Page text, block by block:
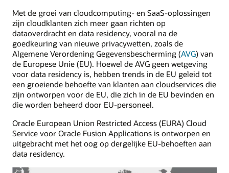
Met de groei van cloudcomputing- en SaaS-oplossingen
zijn cloudklanten zich meer gaan richten op
dataoverdracht en data residency, vooral na de
goedkeuring van nieuwe privacywetten, zoals de
Algemene Verordening Gegevensbescherming (AVG) van
de Europese Unie (EU). Hoewel de AVG geen wetgeving
voor data residency is, hebben trends in de EU geleid tot
een groeiende behoefte van klanten aan cloudservices die
zijn ontworpen voor de EU, die zich in de EU bevinden en
die worden beheerd door EU-personeel.
Oracle European Union Restricted Access (EURA) Cloud
Service voor Oracle Fusion Applications is ontworpen en
uitgebracht met het oog op dergelijke EU-behoeften aan
data residency.